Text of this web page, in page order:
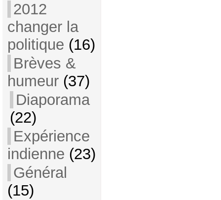
2012
changer la
politique (16)
Brèves &
humeur(37)
Diaporama
(22)
Expérience
indienne (23)
Général
(15)